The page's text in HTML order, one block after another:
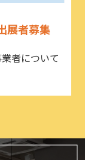
展者募集
者について